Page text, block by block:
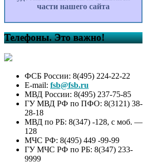
части нашего сайта
Телефоны. Это важно!
ФСБ России: 8(495) 224-22-22
E-mail: fsb@fsb.ru
МВД России: 8(495) 237-75-85
ГУ МВД РФ по ПФО: 8(3121) 38-
28-18
МВД по РБ: 8(347) -128, с моб. —
128
МЧС РФ: 8(495) 449 -99-99
ГУ МЧС РФ по РБ: 8(347) 233-
9999